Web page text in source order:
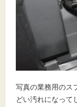
写真の業務用のス
どい汚れになって